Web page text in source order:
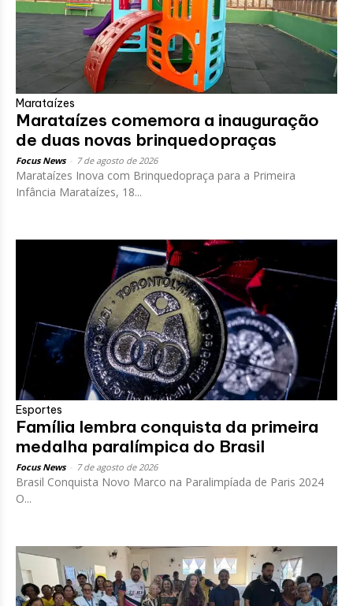
Marataízes
Marataízes comemora a inauguração
de duas novas brinquedopraças
Focus News 7 de agosto de 2026
Marataízes Inova com Brinquedopraça para a Primeira
Infância Marataízes, 18...
Esportes
Família lembra conquista da primeira
medalha paralímpica do Brasil
Focus News 7 de agosto de 2026
Brasil Conquista Novo Marco na Paralimpíada de Paris 2024
O...